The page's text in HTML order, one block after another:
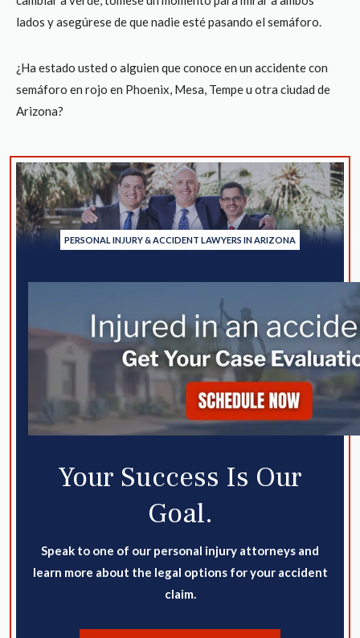
lados y asegúrese de que nadie esté pasando el semáforo.
¿Ha estado usted o alguien que conoce en un accidente con
semáforo en rojo en Phoenix, Mesa, Tempe u otra ciudad de
Arizona?
PERSONAL INJURY & ACCIDENT LAWYERS IN ARIZONA
Your Success Is Our
Goal.
Speak to one of our personal injury attorneys and
learn more about the legal options for your accident
claim.